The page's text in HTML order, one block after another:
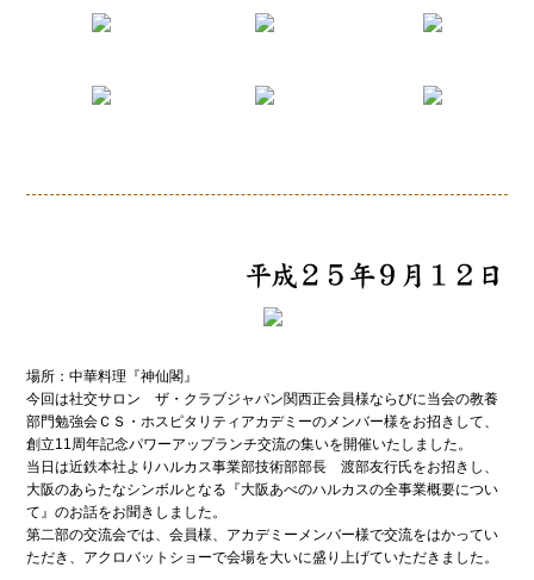
場所：中華料理『神仙閣』
今回は社交サロン ザ・クラブジャパン関西正会員様ならびに当会の教養
部門勉強会ＣＳ・ホスピタリティアカデミーのメンバー様をお招きして、
創立11周年記念パワーアップランチ交流の集いを開催いたしました。
当日は近鉄本社よりハルカス事業部技術部部長 渡部友行氏をお招きし、
大阪のあらたなシンボルとなる『大阪あべのハルカスの全事業概要につい
て』のお話をお聞きしました。
第二部の交流会では、会員様、アカデミーメンバー様で交流をはかってい
ただき、アクロバットショーで会場を大いに盛り上げていただきました。